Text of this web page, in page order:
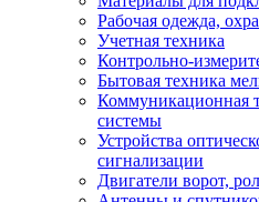
Рабочая одежда,
Учетная техника
Контрольно-
Бытовая техника
Коммуникационная
системы
Устройства
сигнализации
Двигатели ворот,